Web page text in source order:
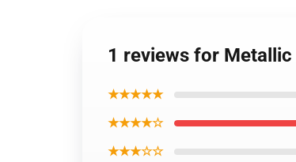
1 reviews for Metallic
★★★★★
★★★★☆
★★★☆☆